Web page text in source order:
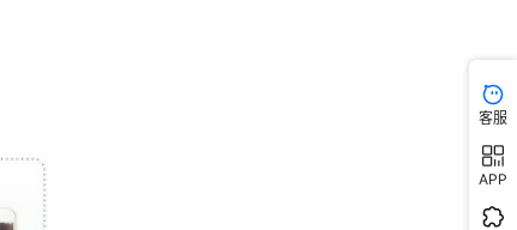
客服
APP